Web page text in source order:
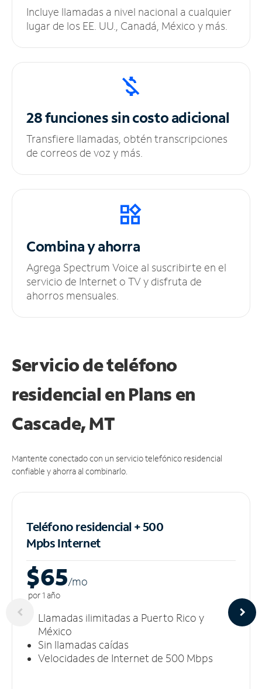
Incluye llamadas a nivel nacional a cualquier
lugar de los EE. UU., Canadá, México y más.
28 funciones sincosto adicional
Transfiere llamadas, obtén transcripciones
de correos de voz y más.
Combina y ahorra
Agrega Spectrum Voice al suscribirte en el
servicio de Internet o TV y disfruta de
ahorros mensuales.
Servicio de teléfono
residencial en Plans en
Cascade, MT
Mantente conectado con un servicio telefónico residencial
confiable y ahorra al combinarlo.
Teléfono residencial + 500
MpbsInternet
$65/mo
por 1 año
Llamadas ilimitadas a Puerto Rico y
México
Sin llamadas caídas
Velocidades de Internet de 500 Mbps